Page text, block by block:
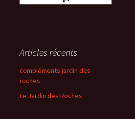
Articles récents
compléments jardin des
roches
Le Jardin des Roches